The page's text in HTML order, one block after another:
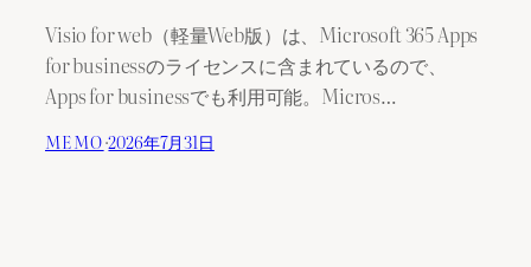
Visio for web（軽量Web版）は、Microsoft 365 Apps
for businessのライセンスに含まれているので、
Apps for businessでも利用可能。Micros…
MEMO·2026年7月31日